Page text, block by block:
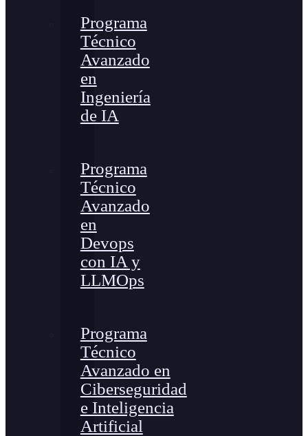
Programa
Técnico
Avanzado
en
Ingeniería
de IA
Programa
Técnico
Avanzado
en
Devops
con IA y
LLMOps
Programa
Técnico
Avanzado en
Ciberseguridad
e Inteligencia
Artificial